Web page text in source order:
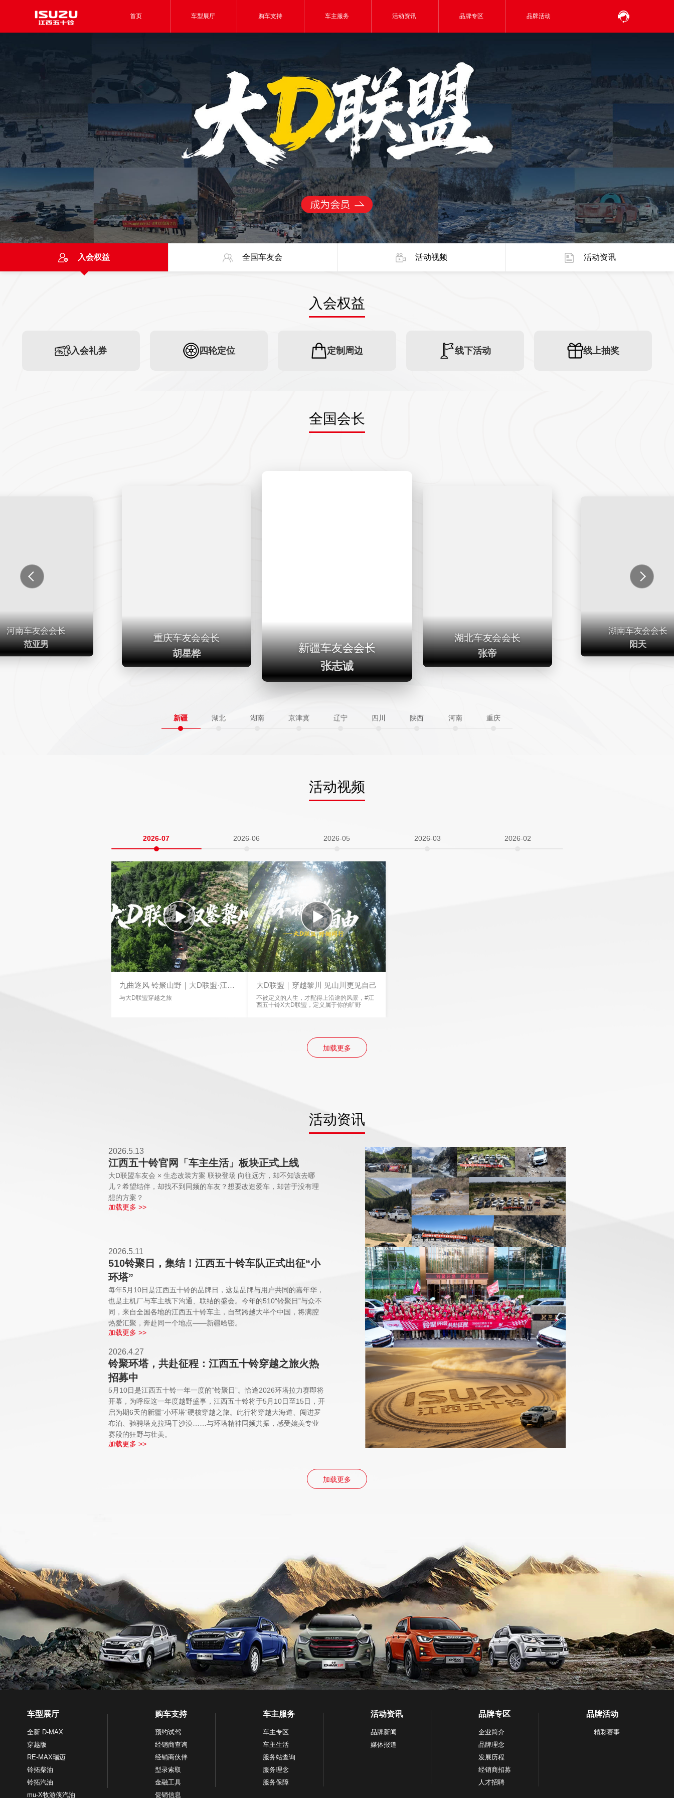
首页 车型展厅 购车支持 车主服务 活动资讯 品牌专区 品牌活动
入会权益 全国车友会 活动视频 活动资讯
入会权益
入会礼券 四轮定位 定制周边 线下活动 线上抽奖
全国会长
新疆车友会会长
张志诚
湖北车友会会长
张帝
湖南车友会会长
阳天
河南车友会会长
范亚男
重庆车友会会长
胡星桦
新疆 湖北 湖南 京津冀 辽宁 四川 陕西 河南 重庆
活动视频
2026-07 2026-06 2026-05 2026-03 2026-02
九曲逐风 铃聚山野｜大D联盟·江西
抚州九曲东黎越野体验营
与大D联盟穿越之旅
大D联盟｜穿越黎川 见山川更见自己
不被定义的人生，才配得上沿途的风景，#江
西五十铃X大D联盟，定义属于你的旷野
加载更多
活动资讯
2026.5.13
江西五十铃官网「车主生活」板块正式上线
大D联盟车友会 × 生态改装方案 联袂登场 向往远方，却不知该去哪
儿？希望结伴，却找不到同频的车友？想要改造爱车，却苦于没有理
想的方案？
加载更多 >>
2026.5.11
510铃聚日，集结！江西五十铃车队正式出征“小
环塔”
每年5月10日是江西五十铃的品牌日，这是品牌与用户共同的嘉年华，
也是主机厂与车主线下沟通、联结的盛会。今年的510“铃聚日”与众不
同，来自全国各地的江西五十铃车主，自驾跨越大半个中国，将满腔
热爱汇聚，奔赴同一个地点——新疆哈密。
加载更多 >>
2026.4.27
铃聚环塔，共赴征程：江西五十铃穿越之旅火热
招募中
5月10日是江西五十铃一年一度的“铃聚日”。恰逢2026环塔拉力赛即将
开幕，为呼应这一年度越野盛事，江西五十铃将于5月10日至15日，开
启为期6天的新疆“小环塔”硬核穿越之旅。此行将穿越大海道、闯进罗
布泊、驰骋塔克拉玛干沙漠……与环塔精神同频共振，感受媲美专业
赛段的狂野与壮美。
加载更多 >>
加载更多
车型展厅
全新 D-MAX
穿越版
RE-MAX瑞迈
铃拓柴油
铃拓汽油
mu-X牧游侠汽油
购车支持
预约试驾
经销商查询
经销商伙伴
型录索取
金融工具
促销信息
车主服务
车主专区
车主生活
服务站查询
服务理念
服务保障
活动资讯
品牌新闻
媒体报道
品牌专区
企业简介
品牌理念
发展历程
经销商招募
人才招聘
品牌活动
精彩赛事